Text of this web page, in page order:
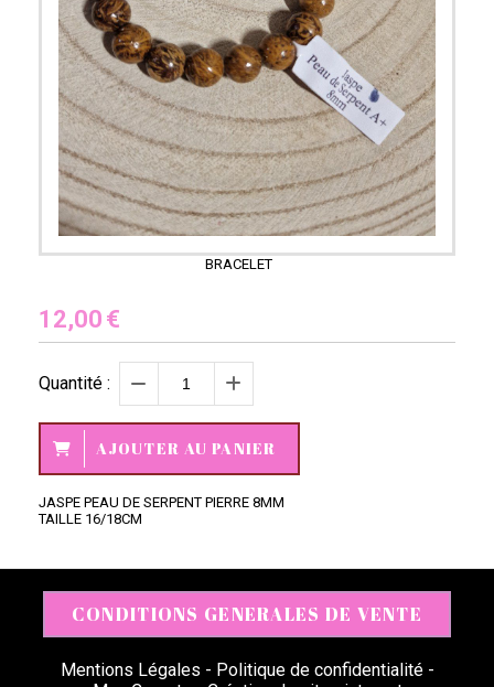
BRACELET
12,00 €
Quantité :
AJOUTER AU PANIER
JASPE PEAU DE SERPENT PIERRE 8MM
TAILLE 16/18CM
CONDITIONS GENERALES DE VENTE
Mentions Légales
Politique de confidentialité